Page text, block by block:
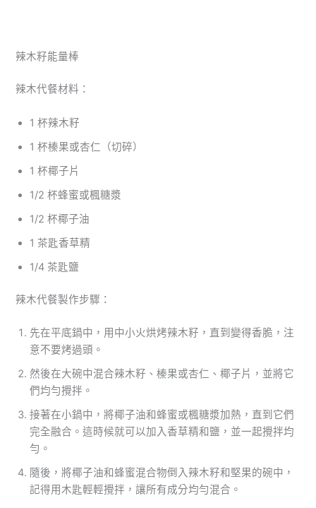
辣木籽能量棒
辣木代餐材料：
1 杯辣木籽
1 杯榛果或杏仁（切碎）
1 杯椰子片
1/2 杯蜂蜜或楓糖漿
1/2 杯椰子油
1 茶匙香草精
1/4 茶匙鹽
辣木代餐製作步驟：
先在平底鍋中，用中小火烘烤辣木籽，直到變得香脆，注
意不要烤過頭。
然後在大碗中混合辣木籽、榛果或杏仁、椰子片，並將它
們均勻攪拌。
接著在小鍋中，將椰子油和蜂蜜或楓糖漿加熱，直到它們
完全融合。這時候就可以加入香草精和鹽，並一起攪拌均
勻。
隨後，將椰子油和蜂蜜混合物倒入辣木籽和堅果的碗中，
記得用木匙輕輕攪拌，讓所有成分均勻混合。